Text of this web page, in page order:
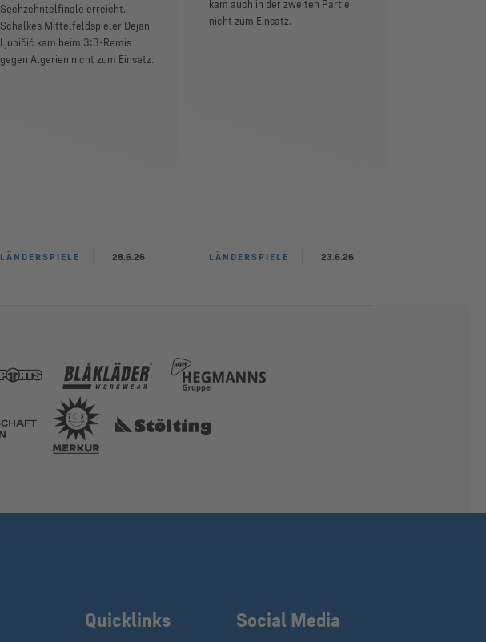
Sechzehntelfinale erreicht.
Schalkes Mittelfeldspieler Dejan
Ljubičić kam beim 3:3-Remis
gegen Algerien nicht zum Einsatz.
LÄNDERSPIELE 28.6.26
kam auch in der zweiten Partie
nicht zum Einsatz.
LÄNDERSPIELE 23.6.26
Quicklinks Social Media